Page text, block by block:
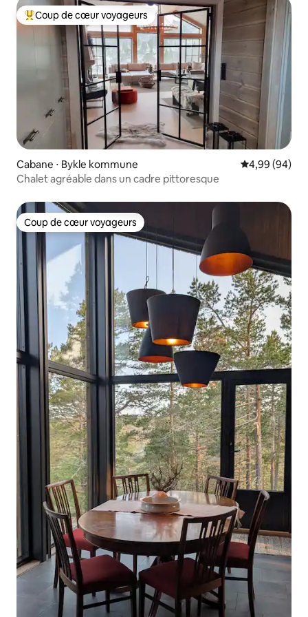
Coups de cœur voyageurs les plus appréciés
Coup de cœur voyageurs
Cabane ⋅ Bykle kommune Évaluation
4,99 (94)
Chalet agréable dans un cadre pittoresque
Coup de cœur voyageurs
Coup de cœur voyageurs